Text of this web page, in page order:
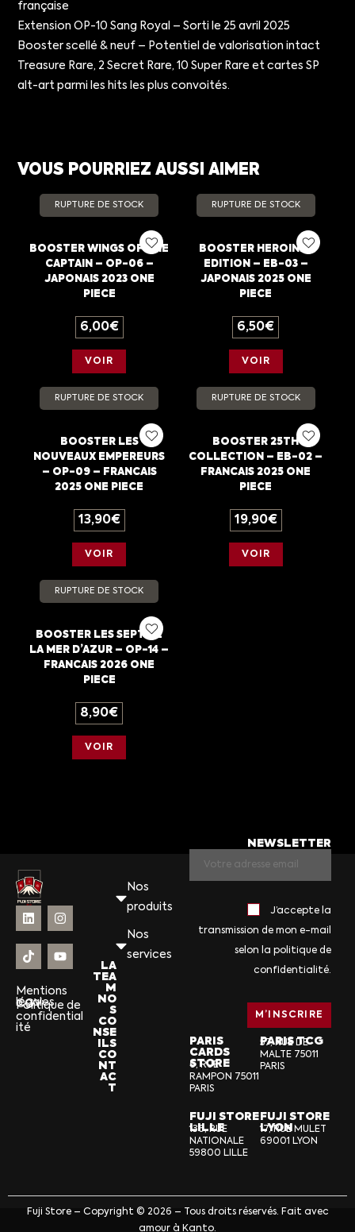
française
Extension OP-10 Sang Royal – Sorti le 25 avril 2025
Booster scellé & neuf – Potentiel de valorisation intact
Treasure Rare, 2 Secret Rare, 10 Super Rare et cartes SP
alt-art parmi les hits les plus convoités.
VOUS POURRIEZ AUSSI AIMER
RUPTURE DE STOCK
BOOSTER WINGS OF THE
CAPTAIN – OP-06 –
JAPONAIS 2023 ONE
PIECE
6,00€
VOIR
RUPTURE DE STOCK
BOOSTER HEROINES
EDITION – EB-03 –
JAPONAIS 2025 ONE
PIECE
6,50€
VOIR
RUPTURE DE STOCK
BOOSTER LES
NOUVEAUX EMPEREURS
– OP-09 – FRANCAIS
2025 ONE PIECE
13,90€
VOIR
RUPTURE DE STOCK
BOOSTER 25TH
COLLECTION – EB-02 –
FRANCAIS 2025 ONE
PIECE
19,90€
VOIR
RUPTURE DE STOCK
BOOSTER LES SEPT DE
LA MER D’AZUR – OP-14 –
FRANCAIS 2026 ONE
PIECE
8,90€
VOIR
Mentions
légales
CGV
Politique de
confidential
ité
Nos
produits
Nos
services
LA
TEA
M
NO
S
CO
NSE
ILS
CO
NT
AC
T
NEWSLETTER
J’accepte la
transmission de mon e-mail
selon la politique de
confidentialité.
PARIS
CARDS
STORE
6, RUE
RAMPON 75011
PARIS
PARIS TCG
57, RUE DE
MALTE 75011
PARIS
FUJI STORE
LILLE
136, RUE
NATIONALE
59800 LILLE
FUJI STORE
LYON
17, RUE MULET
69001 LYON
Fuji Store – Copyright © 2026 – Tous droits réservés. Fait avec
amour à Kanto.